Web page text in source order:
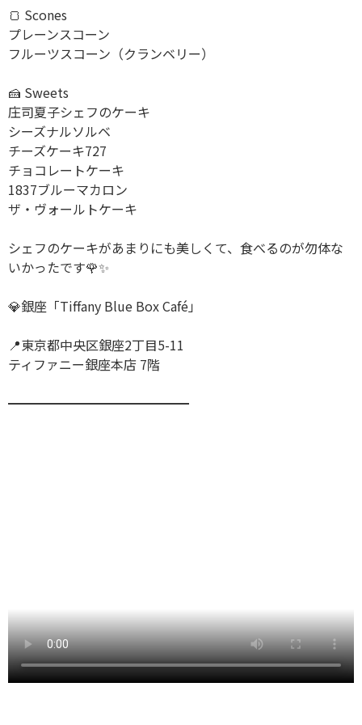
🍞 Scones
プレーンスコーン
フルーツスコーン（クランベリー）
🍰 Sweets
庄司夏子シェフのケーキ
シーズナルソルベ
チーズケーキ727
チョコレートケーキ
1837ブルーマカロン
ザ・ヴォールトケーキ
シェフのケーキがあまりにも美しくて、食べるのが勿体な
いかったです🌹✨
💎銀座「Tiffany Blue Box Café」
📍東京都中央区銀座2丁目5-11
ティファニー銀座本店 7階
━━━━━━━━━━━━━━